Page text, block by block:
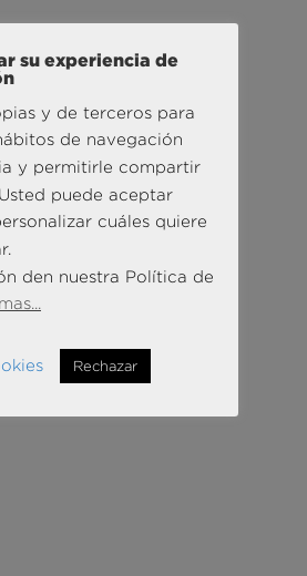
su experiencia de
y de terceros para
de navegación
y permitirle compartir
puede aceptar
cuáles quiere
den nuestra Política de
Rechazar